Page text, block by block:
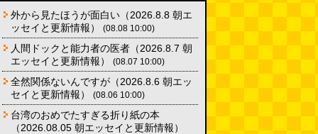
11:00)
外から見たほうが面白い（2026.8.8 朝エ
ッセイと更新情報）
(08.08 10:00)
人間ドックと能力者の医者（2026.8.7 朝
エッセイと更新情報）
(08.07 10:00)
全然関係ないんですが（2026.8.6 朝エッ
セイと更新情報）
(08.06 10:00)
台湾のおめでたすぎる折り紙の本
（2026.08.05 朝エッセイと更新情報）